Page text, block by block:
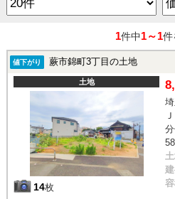
1件中1～1件
値下がり 蕨市錦町3丁目の土地
土地
14枚